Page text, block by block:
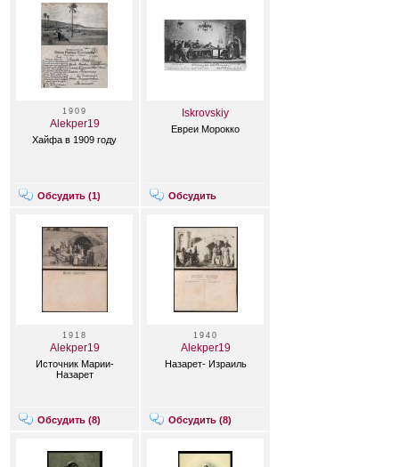
1909
Alekper19
Хайфа в 1909 году
Обсудить (1)
Iskrovskiy
Евреи Морокко
Обсудить
1918
Alekper19
Источник Марии-
Назарет
Обсудить (8)
1940
Alekper19
Назарет- Израиль
Обсудить (8)